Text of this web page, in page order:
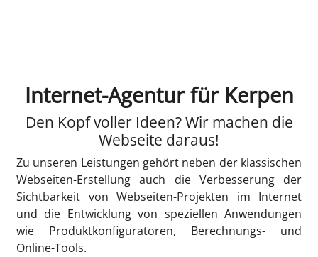
Internet-Agentur für Kerpen
Den Kopf voller Ideen? Wir machen die
Webseite daraus!
Zu unseren Leistungen gehört neben der klassischen
Webseiten-Erstellung auch die Verbesserung der
Sichtbarkeit von Webseiten-Projekten im Internet
und die Entwicklung von speziellen Anwendungen
wie Produktkonfiguratoren, Berechnungs- und
Online-Tools.